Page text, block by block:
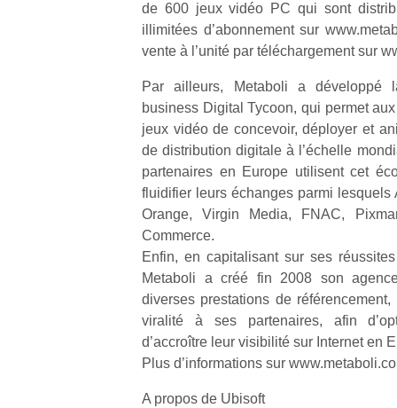
de 600 jeux vidéo PC qui sont
illimitées d’abonnement sur
vente à l’unité par téléchargement sur
Par ailleurs, Metaboli a développé
business Digital Tycoon, qui permet
jeux vidéo de concevoir, déployer et
de distribution digitale à l’échelle
partenaires en Europe utilisent cet
fluidifier leurs échanges parmi lesquels
Orange, Virgin Media, FNAC,
Commerce.
Enfin, en capitalisant sur ses
Metaboli a créé fin 2008 son
diverses prestations de
viralité à ses partenaires, afin
d’accroître leur visibilité sur Internet en
Plus d’informations sur
A propos de Ubisoft
NextGen,
une
trottinette
mécanique
Beeper
Les
enfants
débordent
d’énergie.
Des
pour les
grands et
les petits !
vacances
estivales
et avec le